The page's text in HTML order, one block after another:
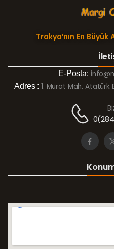
Trakya’nın En Büyük
E-Posta:
Adres : 1. Murat Mah. Atatürk